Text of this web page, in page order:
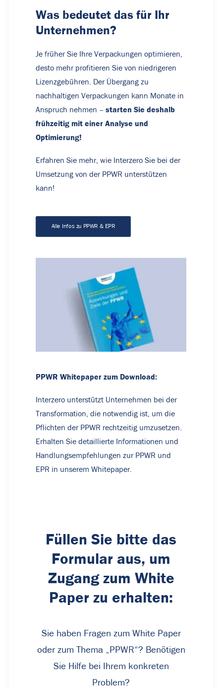
Was bedeutet das für Ihr
Unternehmen?
Je früher Sie Ihre Verpackungen optimieren,
desto mehr profitieren Sie von niedrigeren
Lizenzgebühren. Der Übergang zu
nachhaltigen Verpackungen kann Monate in
Anspruch nehmen – starten Sie deshalb
frühzeitig mit einer Analyse und
Optimierung!
Erfahren Sie mehr, wie Interzero Sie bei der
Umsetzung von der PPWR unterstützen
kann!
Alle Infos zu PPWR & EPR
PPWR Whitepaper zum Download:
Interzero unterstützt Unternehmen bei der
Transformation, die notwendig ist, um die
Pflichten der PPWR rechtzeitig umzusetzen.
Erhalten Sie detaillierte Informationen und
Handlungsempfehlungen zur PPWR und
EPR in unserem Whitepaper.
Füllen Sie bitte das
Formular aus, um
Zugang zum White
Paper zu erhalten:
Sie haben Fragen zum White Paper
oder zum Thema „PPWR“? Benötigen
Sie Hilfe bei Ihrem konkreten
Problem?